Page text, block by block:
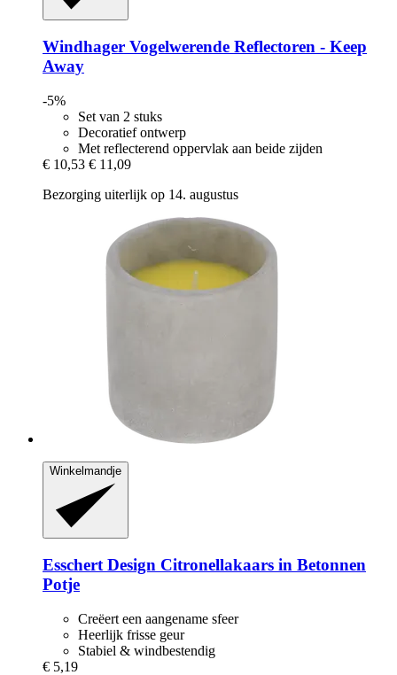
Windhager Vogelwerende Reflectoren -​ Keep
Away
-5%
Set van 2 stuks
Decoratief ontwerp
Met reflecterend oppervlak aan beide zijden
€ 10,53 € 11,09
Bezorging uiterlijk op 14. augustus
Winkelmandje
Esschert Design Citronellakaars in Betonnen
Potje
Creëert een aangename sfeer
Heerlijk frisse geur
Stabiel & windbestendig
€ 5,19